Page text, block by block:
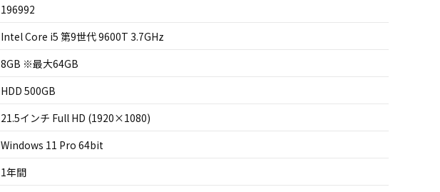
196992
Intel Core i5 第9世代 9600T 3.7GHz
8GB ※最大64GB
HDD 500GB
21.5インチ Full HD (1920×1080)
Windows 11 Pro 64bit
1年間